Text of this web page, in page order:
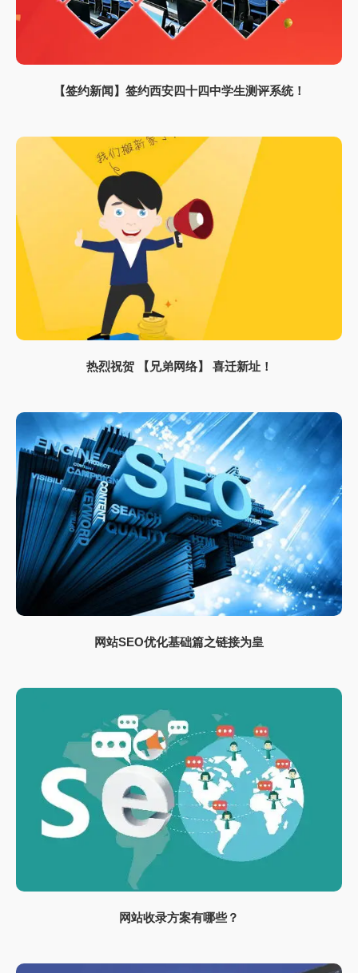
【签约新闻】签约西安四十四中学生测评系统！
热烈祝贺 【兄弟网络】 喜迁新址！
网站SEO优化基础篇之链接为皇
网站收录方案有哪些？